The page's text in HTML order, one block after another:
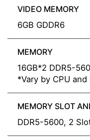
VIDEO MEMORY
6GB GDDR6
MEMORY
16GB*2 DDR5-
*Vary by CPU
MEMORY SLOT
DDR5-5600, 2